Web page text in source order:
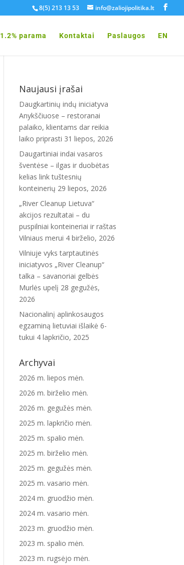
8(5) 213 13 53 info@zaliojipolitika.lt
1.2% parama Kontaktai Paslaugos EN
Naujausi įrašai
Daugkartinių indų iniciatyva
Anykščiuose – restoranai
palaiko, klientams dar reikia
laiko priprasti 31 liepos, 2026
Daugartiniai indai vasaros
šventėse – ilgas ir duobėtas
kelias link tuštesnių
konteinerių 29 liepos, 2026
„River Cleanup Lietuva“
akcijos rezultatai – du
puspilniai konteineriai ir raštas
Vilniaus merui 4 birželio, 2026
Vilniuje vyks tarptautinės
iniciatyvos „River Cleanup“
talka – savanoriai gelbės
Murlės upelį 28 gegužės,
2026
Nacionalinį aplinkosaugos
egzaminą lietuviai išlaikė 6-
tukui 4 lapkričio, 2025
Archyvai
2026 m. liepos mėn.
2026 m. birželio mėn.
2026 m. gegužės mėn.
2025 m. lapkričio mėn.
2025 m. spalio mėn.
2025 m. birželio mėn.
2025 m. gegužės mėn.
2025 m. vasario mėn.
2024 m. gruodžio mėn.
2024 m. vasario mėn.
2023 m. gruodžio mėn.
2023 m. spalio mėn.
2023 m. rugsėjo mėn.